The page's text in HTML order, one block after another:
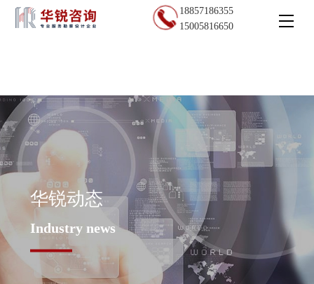
18857186355
15005816650
华锐动态
Industry news